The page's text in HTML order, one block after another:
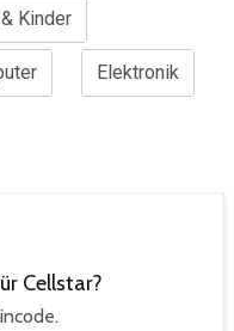
Kinder
Elektronik
Cellstar?